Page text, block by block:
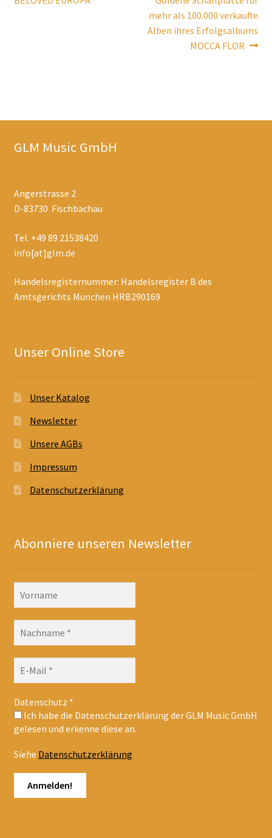
mehr als 100.000 verkaufte
Alben ihres Erfolgsalbums
MOCCA FLOR
GLM Music GmbH
Angerstrasse 2
D-83730 Fischbachau
Tel. +49 89 21538420
info[at]glm.de
Handelsregisternummer: Handelsregister B des
Amtsgerichts München HRB290169
Unser Online Store
Unser Katalog
Newsletter
Unsere AGBs
Impressum
Datenschutzerklärung
Abonniere unseren Newsletter
Datenschutz *
Ich habe die Datenschutzerklärung der GLM Music GmbH
gelesen und erkenne diese an.
Siehe Datenschutzerklärung